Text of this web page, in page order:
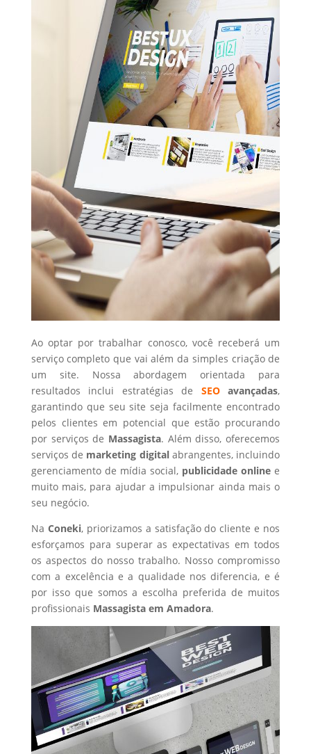
Ao optar por trabalhar conosco, você receberá um
serviço completo que vai além da simples criação de
um site. Nossa abordagem orientada para
resultados inclui estratégias de SEOavançadas,
garantindo que seu site seja facilmente encontrado
pelos clientes em potencial que estão procurando
por serviços de Massagista. Além disso, oferecemos
serviços de marketing digital abrangentes, incluindo
gerenciamento de mídia social, publicidade online e
muito mais, para ajudar a impulsionar ainda mais o
seu negócio.
Na Coneki, priorizamos a satisfação do cliente e nos
esforçamos para superar as expectativas em todos
os aspectos do nosso trabalho. Nosso compromisso
com a excelência e a qualidade nos diferencia, e é
por isso que somos a escolha preferida de muitos
profissionais Massagistaem Amadora.